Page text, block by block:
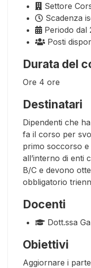
Settore
Scadenza
Periodo dal
Posti
Durata del
Ore 4 ore
Destinatari
Dipendenti che
fa il corso per
primo soccorso
all’interno di enti
B/C e devono
obbligatorio
Docenti
Dott.ssa
Obiettivi
Aggiornare i